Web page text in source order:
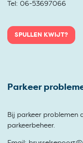
Tel: 06-53697066
SPULLEN KWIJT?
Parkeer
Bij parkeer
parkeerbeheer.